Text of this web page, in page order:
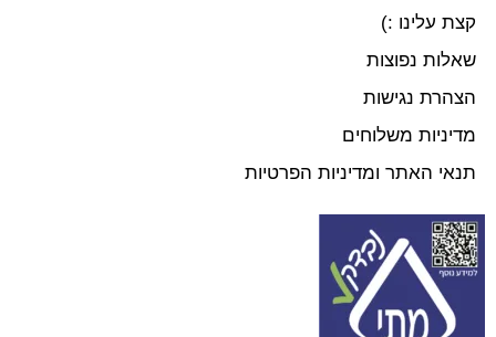
קצת עלינו :)
שאלות נפוצות
הצהרת נגישות
מדיניות משלוחים
תנאי האתר ומדיניות הפרטיות